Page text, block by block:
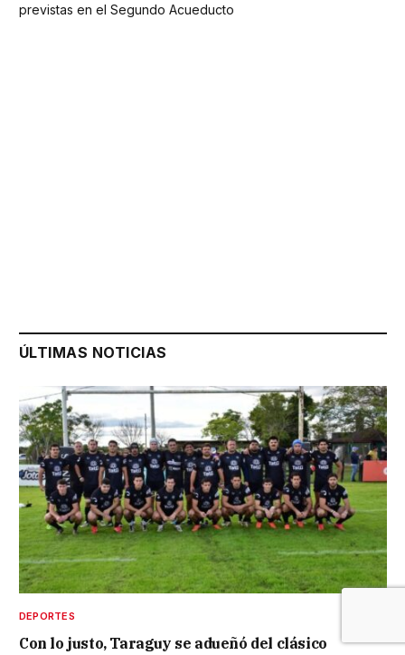
previstas en el Segundo Acueducto
ÚLTIMAS NOTICIAS
DEPORTES
Con lo justo, Taraguy se adueñó del clásico